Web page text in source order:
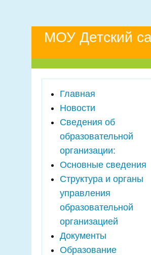
МОУ Детский
Главная
Новости
Сведения об
образовательной
организации:
Основные сведения
Структура и органы
управления
образовательной
организацией
Документы
Образование